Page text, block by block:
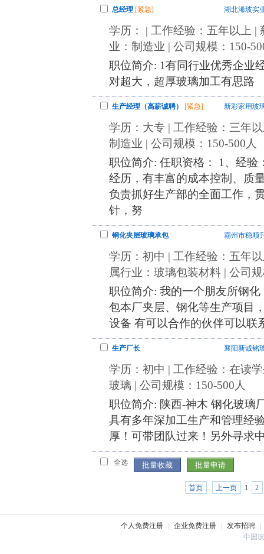
总经理 [紧急] 湖北浠玻实
学历： | 工作经验：五年以上 |
业：制造业 | 公司规模：150-
职位简介: 1有同行业优秀企业
对超大，超厚玻璃加工有思路
生产经理（高薪诚聘） [紧急] 新彩家用玻
学历：大专 | 工作经验：三年
制造业 | 公司规模：150-500人
职位简介: 任职资格： 1、经
经历，有丰富的成本控制、质
负责抓好生产部的全面工作，
针，努
钢化夹层玻璃承包 霸州市稳顺
学历：初中 | 工作经验：五年
属行业：玻璃包装材料 | 公司
职位简介: 我的一个朋友所钢
包本厂夹层、钢化等生产项目
设备 有可以合作的伙伴可以联
生产厂长 襄阳新诚铭
学历：初中 | 工作经验：在读
玻璃 | 公司规模：150-500人
职位简介: 陕西-神木 钢化玻璃
具有多年深加工生产和管理经
厚！可带团队过来！另外寻求
全选
首页 上一页 1 2
个人免费注册 企业免费注册 发布招聘
中国